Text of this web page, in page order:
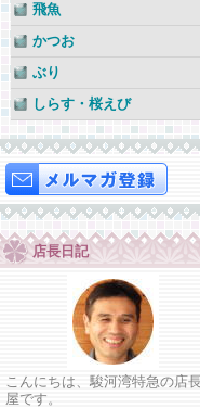
飛魚
かつお
ぶり
しらす・桜えび
店長日記
こんにちは、駿河湾特急の店
屋です。